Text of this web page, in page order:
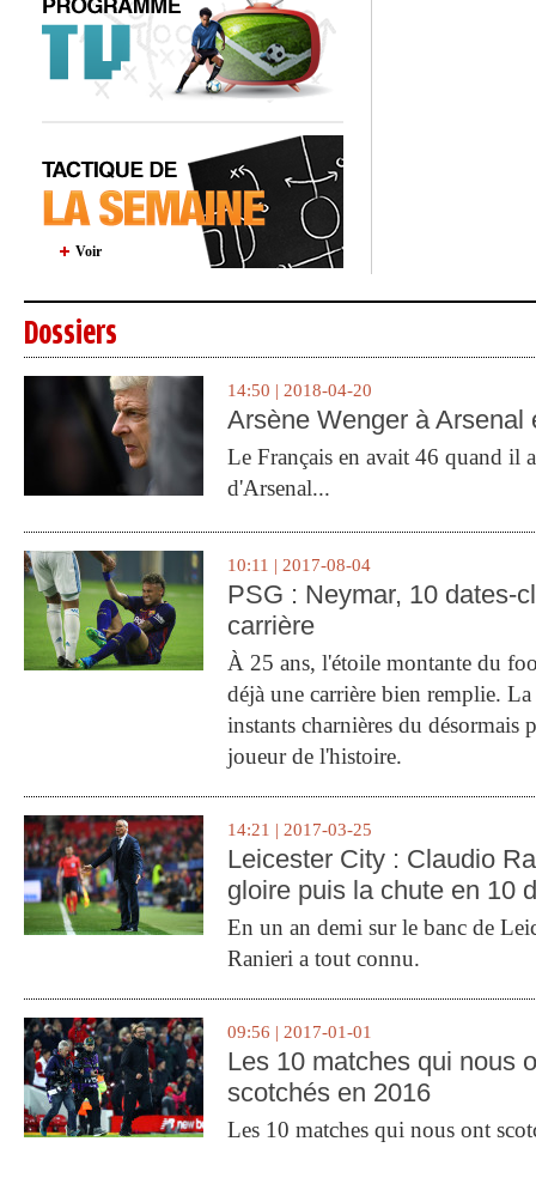
Voir
Dossiers
14:50 | 2018-04-20
Arsène Wenger à Arsenal
Le Français en avait 46 quand il
d'Arsenal...
10:11 | 2017-08-04
PSG : Neymar, 10 dates-
carrière
À 25 ans, l'étoile montante du
déjà une carrière bien remplie.
instants charnières du désormais
joueur de l'histoire.
14:21 | 2017-03-25
Leicester City : Claudio
gloire puis la chute en 10
En un an demi sur le banc de
Ranieri a tout connu.
09:56 | 2017-01-01
Les 10 matches qui nous
scotchés en 2016
Les 10 matches qui nous ont